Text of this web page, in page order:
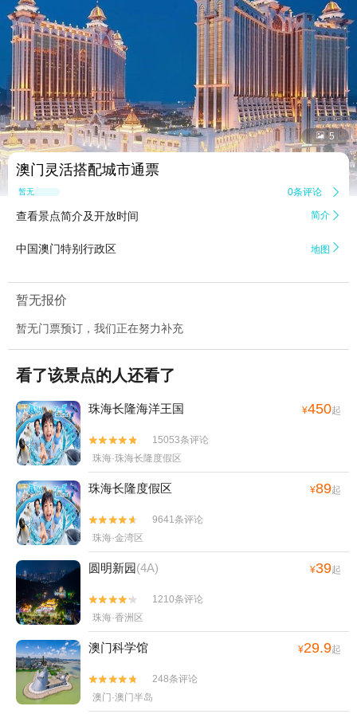
 5
澳门灵活搭配城市通票
暂无点评 0条评论 
查看景点简介及开放时间 简介 
中国澳门特别行政区 地图 
暂无报价
暂无门票预订，我们正在努力补充
看了该景点的人还看了
珠海长隆海洋王国 ¥450起


15053条评论
珠海·珠海长隆度假区
珠海长隆度假区 ¥89起


9641条评论
珠海·金湾区
圆明新园(4A) ¥39起


1210条评论
珠海·香洲区
澳门科学馆 ¥29.9起


248条评论
澳门·澳门半岛
